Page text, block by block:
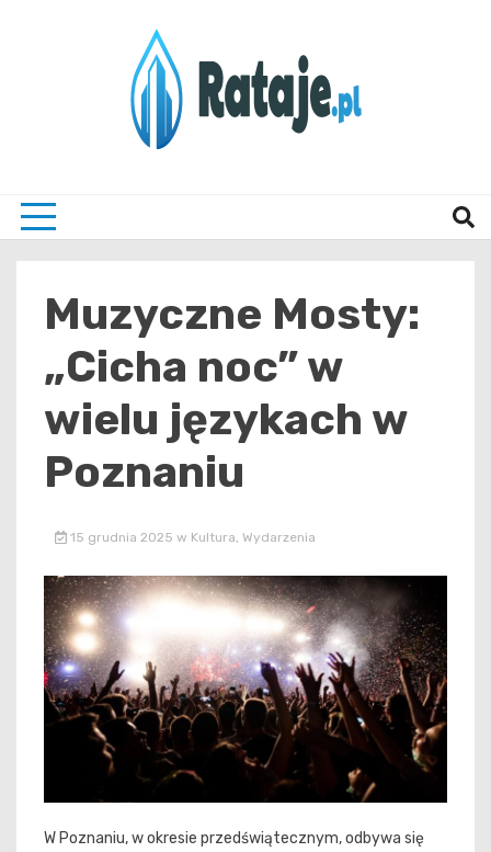
Muzyczne Mosty:
„Cicha noc” w
wielu językach w
Poznaniu
15 grudnia 2025 w Kultura, Wydarzenia
W Poznaniu, w okresie przedświątecznym, odbywa się